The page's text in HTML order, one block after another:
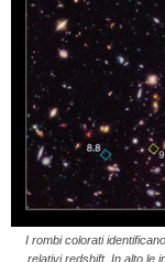
I rombi colorati
relativi redshift. In alto le